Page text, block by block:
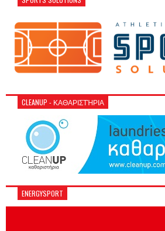
CLEANUP - ΚΑΘΑΡΙΣΤΉΡΙΑ
ENERGYSPORT